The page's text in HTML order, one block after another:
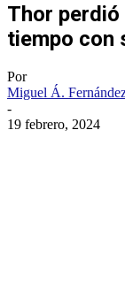
Thor perdió
tiempo con
Por
Miguel Á.
-
19 febrero, 2024